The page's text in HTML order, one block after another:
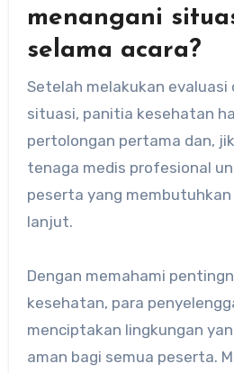
menangani
selama acara?
Setelah melakukan
situasi, panitia kesehatan
pertolongan pertama dan,
tenaga medis profesional
peserta yang
lanjut.
Dengan memahami
kesehatan, para
menciptakan lingkungan
aman bagi semua peserta.